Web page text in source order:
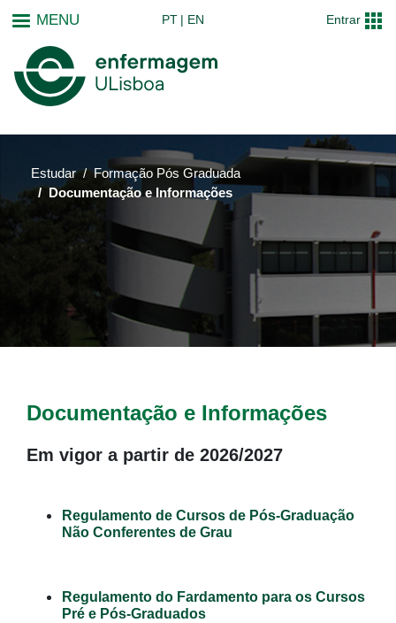
MENU PT EN Entrar
Estudar
Formação Pós Graduada
Documentação e Informações
Documentação e Informações
Em vigor a partir de 2026/2027
Regulamento de Cursos de Pós-Graduação
Não Conferentes de Grau
Regulamento do Fardamento para os Cursos
Pré e Pós-Graduados